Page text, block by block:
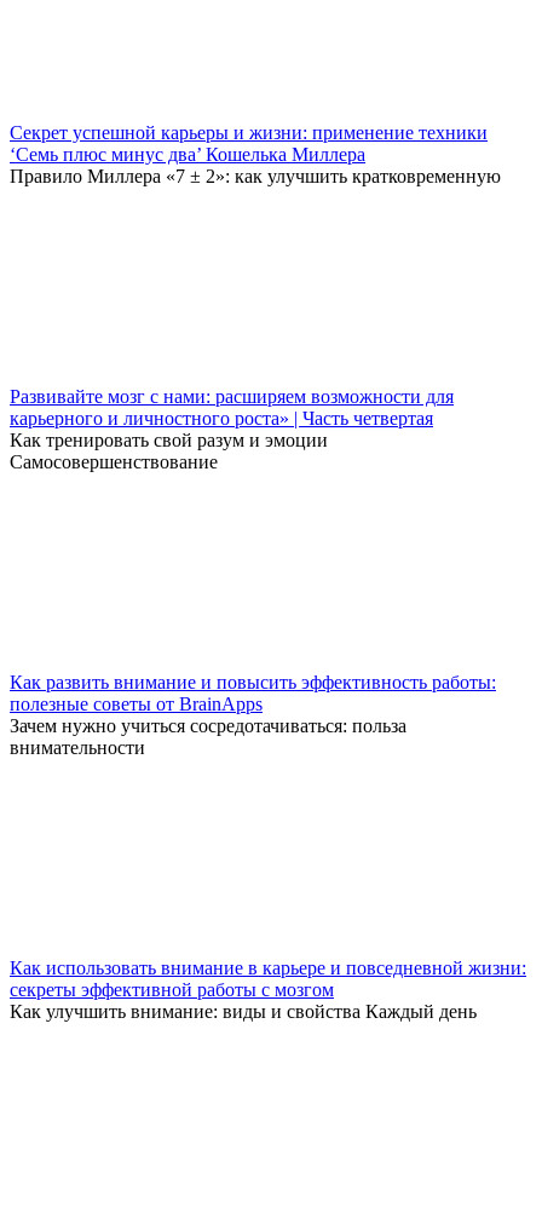
Секрет успешной карьеры и жизни: применение техники
‘Семь плюс минус два’ Кошелька Миллера
Правило Миллера «7 ± 2»: как улучшить кратковременную
Развивайте мозг с нами: расширяем возможности для
карьерного и личностного роста» | Часть четвертая
Как тренировать свой разум и эмоции
Самосовершенствование
Как развить внимание и повысить эффективность работы:
полезные советы от BrainApps
Зачем нужно учиться сосредотачиваться: польза
внимательности
Как использовать внимание в карьере и повседневной жизни:
секреты эффективной работы с мозгом
Как улучшить внимание: виды и свойства Каждый день